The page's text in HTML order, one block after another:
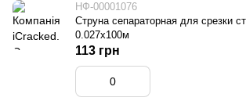
НФ-00001076
Струна сепараторная для срезки
0.027x100м
113 грн